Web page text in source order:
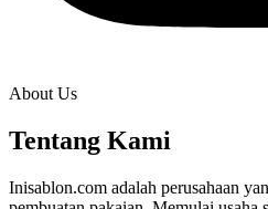
About Us
Tentang Kami
Inisablon.com adalah perusahaan